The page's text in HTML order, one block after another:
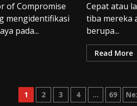
of Compromise
mengidentifikasi
pada...
Cepat atau
tiba mereka
berupa...
Read More
Posts
1 2 3 4 … 69